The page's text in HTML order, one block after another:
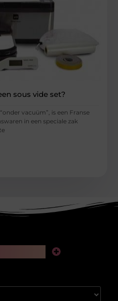
sous vide set?
vacuüm”, is een Franse
in een speciale zak